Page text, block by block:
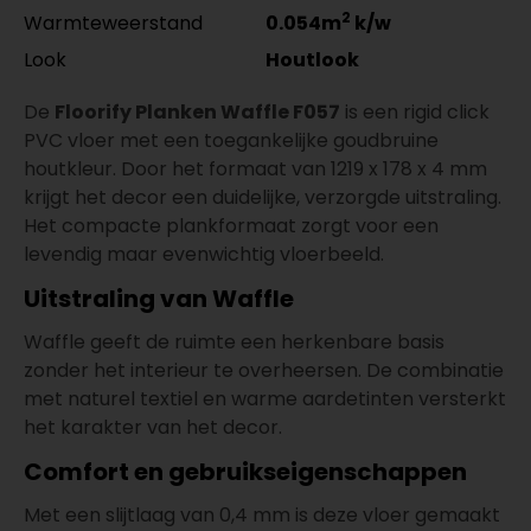
Warmteweerstand
0.054m2 k/w
Look
Houtlook
De Floorify Planken Waffle F057 is een rigid click
PVC vloer met een toegankelijke goudbruine
houtkleur. Door het formaat van 1219 x 178 x 4 mm
krijgt het decor een duidelijke, verzorgde uitstraling.
Het compacte plankformaat zorgt voor een
levendig maar evenwichtig vloerbeeld.
Uitstraling van Waffle
Waffle geeft de ruimte een herkenbare basis
zonder het interieur te overheersen. De combinatie
met naturel textiel en warme aardetinten versterkt
het karakter van het decor.
Comfort en gebruikseigenschappen
Met een slijtlaag van 0,4 mm is deze vloer gemaakt